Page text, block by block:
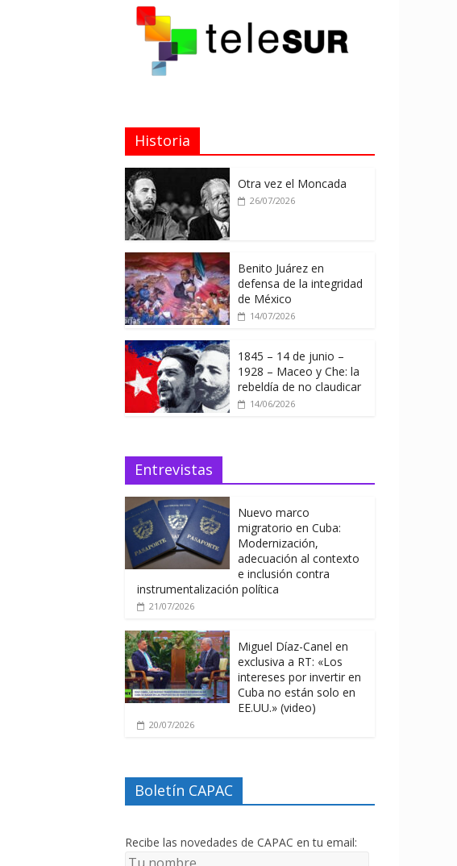
Historia
Otra vez el Moncada
26/07/2026
Benito Juárez en
defensa de la integridad
de México
14/07/2026
1845 – 14 de junio –
1928 – Maceo y Che: la
rebeldía de no claudicar
14/06/2026
Entrevistas
Nuevo marco
migratorio en Cuba:
Modernización,
adecuación al contexto
e inclusión contra
instrumentalización política
21/07/2026
Miguel Díaz-Canel en
exclusiva a RT: «Los
intereses por invertir en
Cuba no están solo en
EE.UU.» (video)
20/07/2026
Boletín CAPAC
Recibe las novedades de CAPAC en tu email: